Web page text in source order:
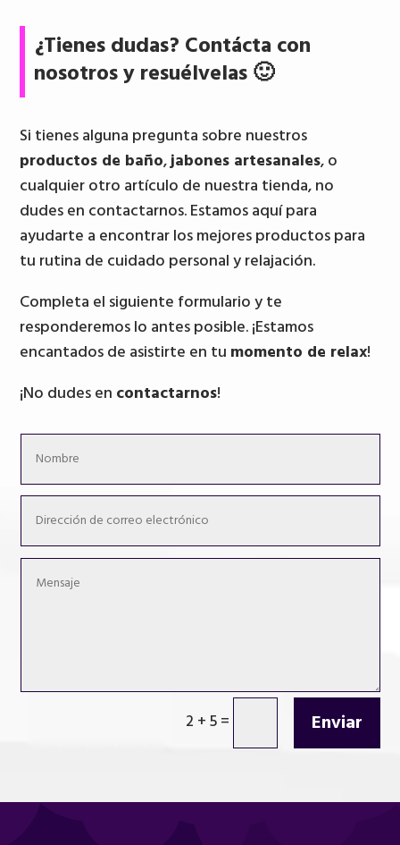
¿Tienes dudas? Contácta con
nosotros y resuélvelas 🙂
Si tienes alguna pregunta sobre nuestros
productos de baño,jabones artesanales, o
cualquier otro artículo de nuestra tienda, no
dudes en contactarnos. Estamos aquí para
ayudarte a encontrar los mejores productos para
tu rutina de cuidado personal y relajación.
Completa el siguiente formulario y te
responderemos lo antes posible. ¡Estamos
encantados de asistirte en tu momento de relax!
¡No dudes en contactarnos!
2 + 5= Enviar